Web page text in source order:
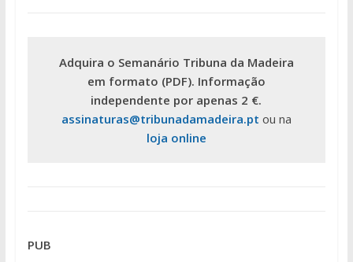
Adquira o Semanário Tribuna da Madeira
em formato (PDF). Informação
independente por apenas 2 €.
assinaturas@tribunadamadeira.pt ou na
loja online
PUB